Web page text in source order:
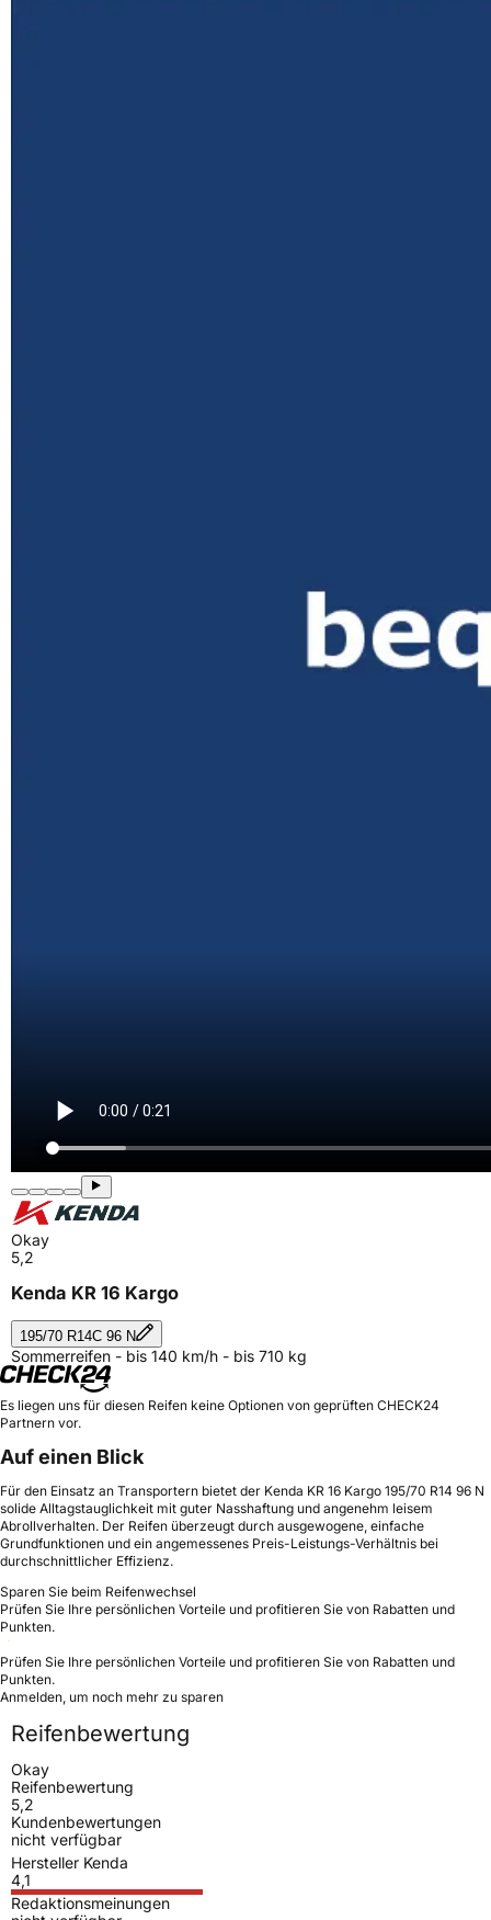
Okay
5,2
Kenda KR 16 Kargo
195/70 R14C 96 N
Sommerreifen - bis 140 km/h - bis 710 kg
Es liegen uns für diesen Reifen keine Optionen von geprüften CHECK24
Partnern vor.
Auf einen Blick
Für den Einsatz an Transportern bietet der Kenda KR 16 Kargo 195/70 R14 96 N
solide Alltagstauglichkeit mit guter Nasshaftung und angenehm leisem
Abrollverhalten. Der Reifen überzeugt durch ausgewogene, einfache
Grundfunktionen und ein angemessenes Preis-Leistungs-Verhältnis bei
durchschnittlicher Effizienz.
Sparen Sie beim Reifenwechsel
Prüfen Sie Ihre persönlichen Vorteile und profitieren Sie von Rabatten und
Punkten.
Prüfen Sie Ihre persönlichen Vorteile und profitieren Sie von Rabatten und
Punkten.
Anmelden, um noch mehr zu sparen
Reifenbewertung
Okay
Reifenbewertung
5,2
Kundenbewertungen
nicht verfügbar
Hersteller Kenda
4,1
Redaktionsmeinungen